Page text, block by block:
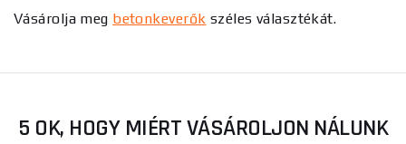
Vásárolja meg betonkeverők széles választékát.
5 OK, HOGY MIÉRT VÁSÁROLJON NÁLUNK